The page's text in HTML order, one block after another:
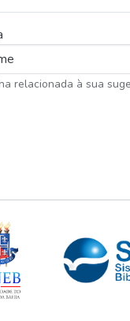
relacionada à sua